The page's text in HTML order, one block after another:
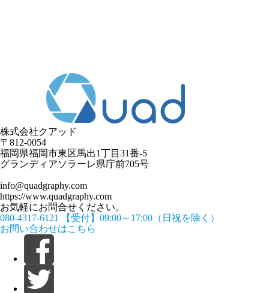
株式会社クアッド
〒812-0054
​福岡県福岡市東区馬出1丁目31番-5
グランディアソラーレ県庁前705号
info@quadgraphy.com
https://www.quadgraphy.com
お気軽にお問合せください。
080-4317-6121
【受付】09:00～17:00（日祝を除く）
お問い合わせはこちら